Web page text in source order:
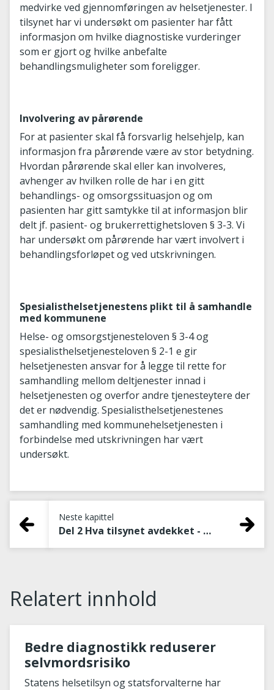
medvirke ved gjennomføringen av helsetjenester. I
tilsynet har vi undersøkt om pasienter har fått
informasjon om hvilke diagnostiske vurderinger
som er gjort og hvilke anbefalte
behandlingsmuligheter som foreligger.
Involvering av pårørende
For at pasienter skal få forsvarlig helsehjelp, kan
informasjon fra pårørende være av stor betydning.
Hvordan pårørende skal eller kan involveres,
avhenger av hvilken rolle de har i en gitt
behandlings- og omsorgssituasjon og om
pasienten har gitt samtykke til at informasjon blir
delt jf. pasient- og brukerrettighetsloven § 3-3. Vi
har undersøkt om pårørende har vært involvert i
behandlingsforløpet og ved utskrivningen.
Spesialisthelsetjenestens plikt til å samhandle
med kommunene
Helse- og omsorgstjenesteloven § 3-4 og
spesialisthelsetjenesteloven § 2-1 e gir
helsetjenesten ansvar for å legge til rette for
samhandling mellom deltjenester innad i
helsetjenesten og overfor andre tjenesteytere der
det er nødvendig. Spesialisthelsetjenestenes
samhandling med kommunehelsetjenesten i
forbindelse med utskrivningen har vært
undersøkt.
Neste kapittel
Del 2 Hva tilsynet avdekket - sentrale funn
Relatert innhold
Bedre diagnostikk reduserer
selvmordsrisiko
Statens helsetilsyn og statsforvalterne har